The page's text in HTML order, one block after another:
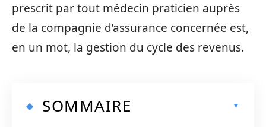
prescrit par tout médecin praticien auprès
de la compagnie d’assurance concernée est,
en un mot, la gestion du cycle des revenus.
SOMMAIRE